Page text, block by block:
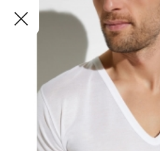
Unterwäsche